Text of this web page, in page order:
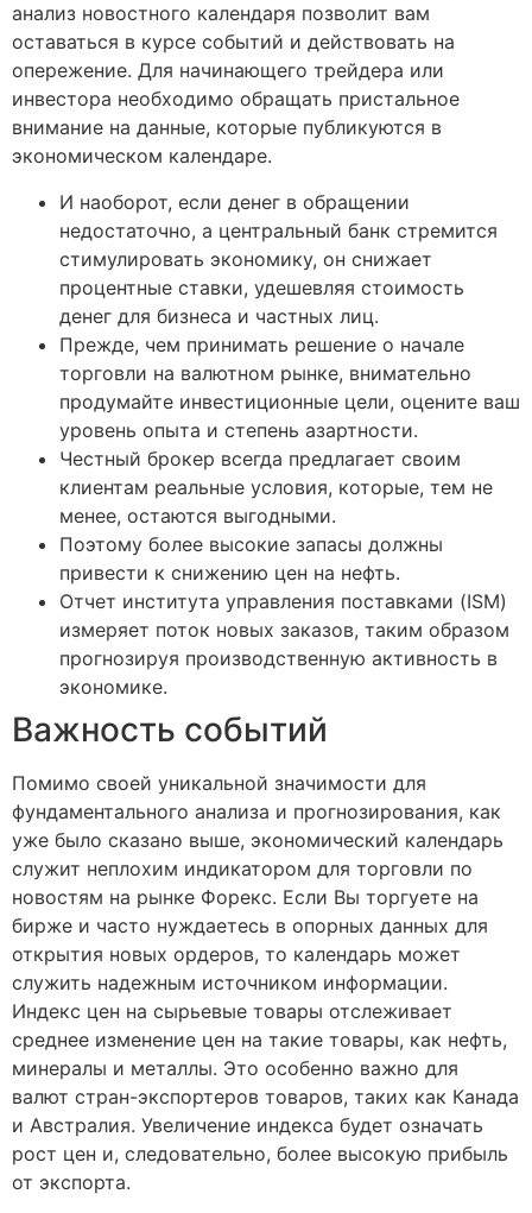
анализ новостного календаря позволит вам
оставаться в курсе событий и действовать на
опережение. Для начинающего трейдера или
инвестора необходимо обращать пристальное
внимание на данные, которые публикуются в
экономическом календаре.
И наоборот, если денег в обращении
недостаточно, а центральный банк стремится
стимулировать экономику, он снижает
процентные ставки, удешевляя стоимость
денег для бизнеса и частных лиц.
Прежде, чем принимать решение о начале
торговли на валютном рынке, внимательно
продумайте инвестиционные цели, оцените ваш
уровень опыта и степень азартности.
Честный брокер всегда предлагает своим
клиентам реальные условия, которые, тем не
менее, остаются выгодными.
Поэтому более высокие запасы должны
привести к снижению цен на нефть.
Отчет института управления поставками (ISM)
измеряет поток новых заказов, таким образом
прогнозируя производственную активность в
экономике.
Важность событий
Помимо своей уникальной значимости для
фундаментального анализа и прогнозирования, как
уже было сказано выше, экономический календарь
служит неплохим индикатором для торговли по
новостям на рынке Форекс. Если Вы торгуете на
бирже и часто нуждаетесь в опорных данных для
открытия новых ордеров, то календарь может
служить надежным источником информации.
Индекс цен на сырьевые товары отслеживает
среднее изменение цен на такие товары, как нефть,
минералы и металлы. Это особенно важно для
валют стран-экспортеров товаров, таких как Канада
и Австралия. Увеличение индекса будет означать
рост цен и, следовательно, более высокую прибыль
от экспорта.